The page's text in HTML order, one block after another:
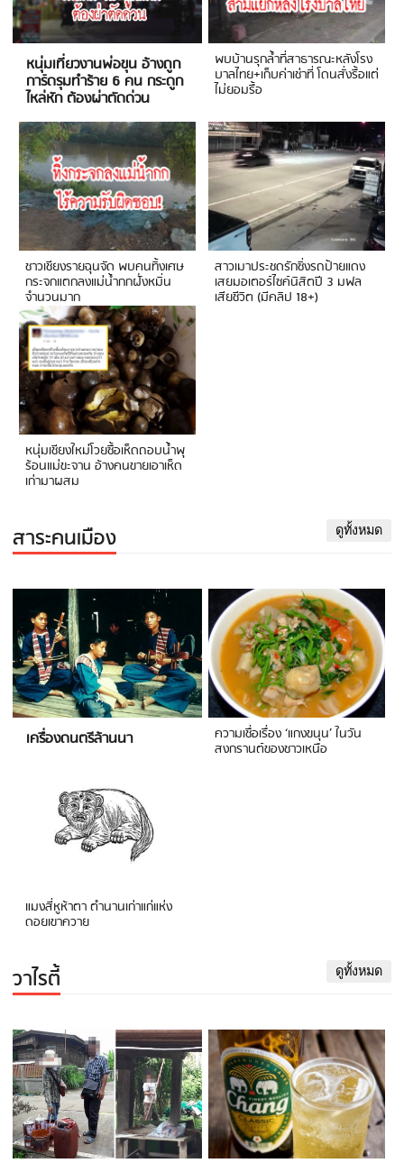
หนุ่มเที่ยวงานพ่อขุน อ้างถูก
การ์ดรุมทำร้าย 6 คน กระดูก
ไหล่หัก ต้องผ่าตัดด่วน
พบบ้านรุกล้ำที่สาธารณะหลังโรง
บาลไทย+เก็บค่าเช่าที่ โดนสั่งรื้อแต่
ไม่ยอมรื้อ
ชาวเชียงรายฉุนจัด พบคนทิ้งเศษ
กระจกแตกลงแม่น้ำกกฝั่งหมิ่น
จำนวนมาก
สาวเมาประชดรักซิ่งรถป้ายแดง
เสยมอเตอร์ไซค์นิสิตปี 3 มฟล
เสียชีวิต (มีคลิป 18+)
หนุ่มเชียงใหม่โวยซื้อเห็ดถอบน้ำพุ
ร้อนแม่ขะจาน อ้างคนขายเอาเห็ด
เก่ามาผสม
สาระคนเมือง ดูทั้งหมด
เครื่องดนตรีล้านนา ความเชื่อเรื่อง ‘แกงขนุน’ ในวัน
สงกรานต์ของชาวเหนือ
แมงสี่หูห้าตา ตำนานเก่าแก่แห่ง
ดอยเขาควาย
วาไรตี้ ดูทั้งหมด